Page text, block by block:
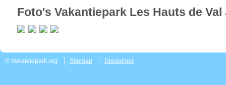
Foto's Vakantiepark Les Hauts de Val
© Vakantiepark.org Sitemap Disclaimer